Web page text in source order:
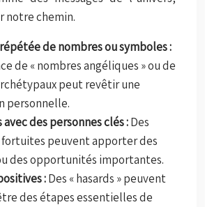
notre chemin.
de nombres ou symboles :
de « nombres angéliques » ou de
peut revêtir une
personnelle.
des personnes clés :Des
peuvent apporter des
des opportunités importantes.
:Des « hasards » peuvent
des étapes essentielles de